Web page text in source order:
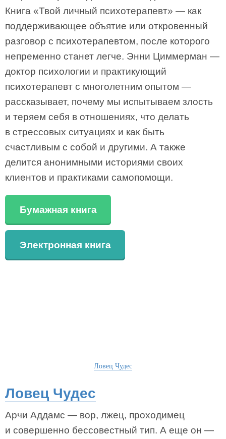
Книга «Твой личный психотерапевт» — как
поддерживающее объятие или откровенный
разговор с психотерапевтом, после которого
непременно станет легче. Энни Циммерман —
доктор психологии и практикующий
психотерапевт с многолетним опытом —
рассказывает, почему мы испытываем злость
и теряем себя в отношениях, что делать
в стрессовых ситуациях и как быть
счастливым с собой и другими. А также
делится анонимными историями своих
клиентов и практиками самопомощи.
Бумажная книга
Электронная книга
Ловец Чудес
Ловец Чудес
Арчи Аддамс — вор, лжец, проходимец
и совершенно бессовестный тип. А еще он —